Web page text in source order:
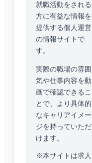
就職活動をされる
方に有益な情報を
提供する個人運営
の情報サイトで
す。
実際の職場の雰囲
気や仕事内容を動
画で確認できるこ
とで、より具体的
なキャリアイメー
ジを持っていただ
けます。
※本サイトは求人